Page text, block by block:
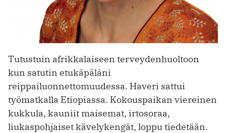
Tutustuin afrikkalaiseen terveydenhuoltoon
kun satutin etukäpäläni
reippailuonnettomuudessa. Haveri sattui
työmatkalla Etiopiassa. Kokouspaikan viereinen
kukkula, kauniit maisemat, irtosoraa,
liukaspohjaiset kävelykengät, loppu tiedetään.